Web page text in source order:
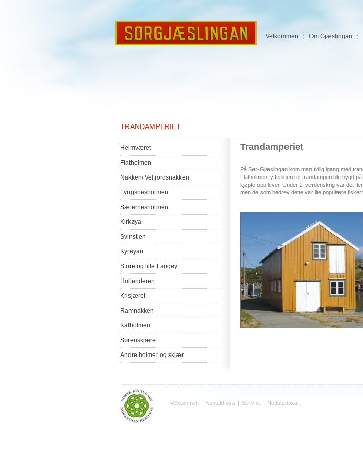
Velkommen Om Gjæslingan
TRANDAMPERIET
Heimværet
Flatholmen
Nakken/Velfjordsnakken
Lyngsnesholmen
Sæternesholmen
Kirkøya
Svinstien
Kyrøyan
Store og lille Langøy
Hollenderen
Krisjæret
Ramnakken
Kalholmen
Sørenskjæret
Andre holmer og skjær
Trandamperiet
På Sør-Gjæslingan kom man tidlig igang med
Flatholmen. ytterligere et trandamperi ble bygd
kjøpte opp lever. Under 1. verdenskrig var det
men de som bedrev dette var lite populære
Velkommen | Kontakt oss | Skriv ut | Nettstedskart